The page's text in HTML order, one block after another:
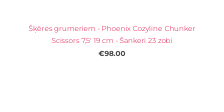
Šķēres grumeriem - Phoenix Cozyline Chunker
Scissors 7,5' 19 cm - Šankeri 23 zobi
€98.00